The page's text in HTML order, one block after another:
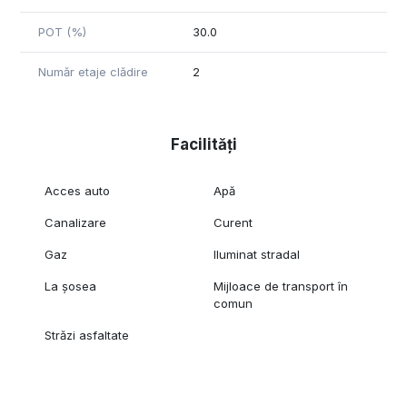
POT (%) 30.0
Număr etaje clădire 2
Facilități
Acces auto Apă
Canalizare Curent
Gaz Iluminat stradal
La șosea
Mijloace de transport în
comun
Străzi asfaltate